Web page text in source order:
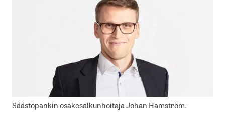
Säästöpankin osakesalkunhoitaja Johan Hamström.